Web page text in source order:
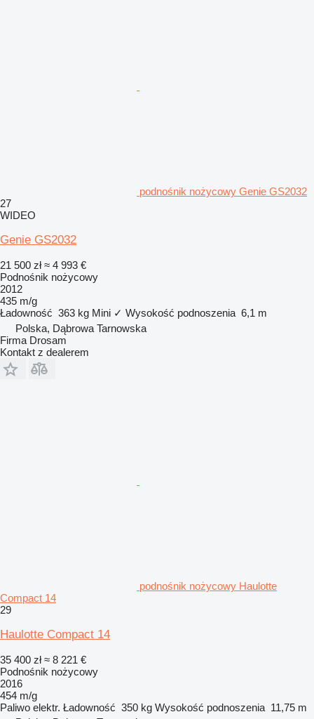
podnośnik nożycowy Genie GS2032
27
WIDEO
Genie GS2032
21 500 zł ≈ 4 993 €
Podnośnik nożycowy
2012
435 m/g
Ładowność 363 kg Mini ✓ Wysokość podnoszenia 6,1 m
Polska, Dąbrowa Tarnowska
Firma Drosam
Kontakt z dealerem
podnośnik nożycowy Haulotte
Compact 14
29
Haulotte Compact 14
35 400 zł ≈ 8 221 €
Podnośnik nożycowy
2016
454 m/g
Paliwo elektr. Ładowność 350 kg Wysokość podnoszenia 11,75 m